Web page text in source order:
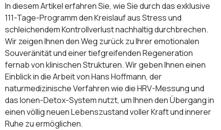
In diesem Artikel erfahren Sie, wie Sie durch das exklusive
111-Tage-Programm den Kreislauf aus Stress und
schleichendem Kontrollverlust nachhaltig durchbrechen.
Wir zeigen Ihnen den Weg zurück zu Ihrer emotionalen
Souveränität und einer tiefgreifenden Regeneration
fernab von klinischen Strukturen. Wir geben Ihnen einen
Einblick in die Arbeit von Hans Hoffmann, der
naturmedizinische Verfahren wie die HRV-Messung und
das Ionen-Detox-System nutzt, um Ihnen den Übergang in
einen völlig neuen Lebenszustand voller Kraft und innerer
Ruhe zu ermöglichen.